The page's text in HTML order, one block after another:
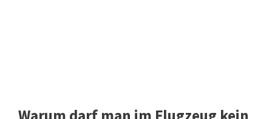
Warum darf man im Flugzeug kein